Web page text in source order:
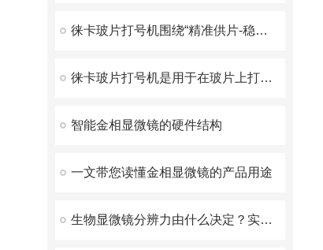
徕卡玻片打号机围绕“精准供片-稳定喷墨-耐化固化”展开
徕卡玻片打号机是用于在玻片上打印标识信息的设备
智能金相显微镜的硬件结构
一文带您读懂金相显微镜的产品用途
生物显微镜分辨力由什么决定？实测纠正倍率认知误区